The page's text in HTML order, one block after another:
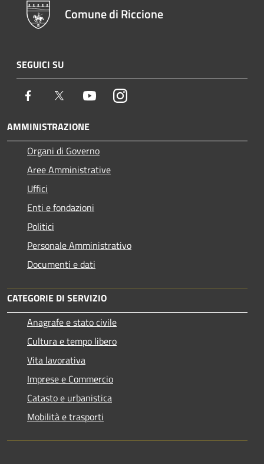
Comune di Riccione
SEGUICI SU
Facebook Twitter YoutubeInstagram
AMMINISTRAZIONE
Organi di Governo
Aree Amministrative
Uffici
Enti e fondazioni
Politici
Personale Amministrativo
Documenti e dati
CATEGORIE DI SERVIZIO
Anagrafe e stato civile
Cultura e tempo libero
Vita lavorativa
Imprese e Commercio
Catasto e urbanistica
Mobilità e trasporti